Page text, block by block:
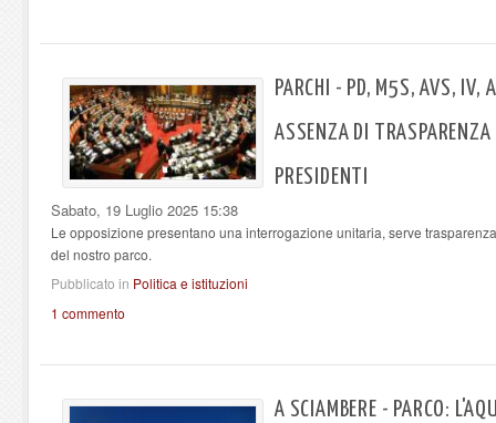
PARCHI - PD, M5S, AVS, IV,
ASSENZA DI TRASPARENZA
PRESIDENTI
Sabato, 19 Luglio 2025 15:38
Le opposizione presentano una interrogazione unitaria, serve
del nostro parco.
Pubblicato in Politica e istituzioni
1 commento
A SCIAMBERE - PARCO: